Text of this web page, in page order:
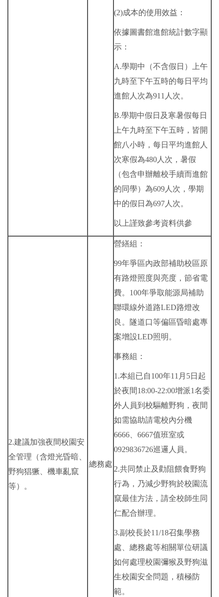
(2)成本的使用效益：
依據圖書館進館統計數字顯
示：
A.學期中（不含假日）上午
九時至下午五時的每日平均
進館人次為911人次。
B.學期中假日及寒暑假每日
上午九時至下午五時，皆開
館八小時，每日平均進館人
次寒假為480人次，暑假
（包含申辦離校手續而進館
的同學）為609人次，學期
中的假日為697人次。
以上謹致參考資料供參
2.建議加強夜間校園安
全管理（含燈光昏暗、
野狗猖獗、機車亂竄
等）。
總務處
營繕組：
99年爭區內政部補助校區原
有路燈照度與亮度，節省電
費。100年爭取能源局補助
聯環線外道路LED路燈改
良。隧道口等偏區昏暗處專
案增設LED照明。
事務組：
1.本組已自100年11月5日起
於夜間18:00-22:00增派1名委
外人員到校驅離野狗，夜間
如需協助請電校內分機
6666、6667值班室或
0929836726巡邏人員。
2.共同禁止及勸阻餵食野狗
行為，乃減少野狗於校園流
竄最佳方法，請全校師生同
仁配合辦理。
3.副校長於11/18召集學務
處、總務處等相關單位研議
如何處理校園彌猴及野狗滋
生校園安全問題，積極防
範。